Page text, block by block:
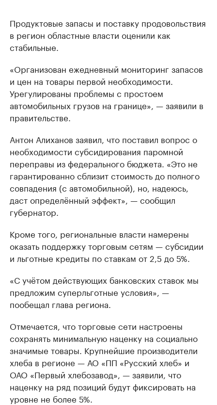
Продуктовые запасы и поставку продовольствия
в регион областные власти оценили как
стабильные.
«Организован ежедневный мониторинг запасов
и цен на товары первой необходимости.
Урегулированы проблемы с простоем
автомобильных грузов на границе», — заявили в
правительстве.
Антон Алиханов заявил, что поставил вопрос о
необходимости субсидирования паромной
переправы из федерального бюджета. «Это не
гарантированно сблизит стоимость до полного
совпадения (с автомобильной), но, надеюсь,
даст определённый эффект», — сообщил
губернатор.
Кроме того, региональные власти намерены
оказать поддержку торговым сетям — субсидии
и льготные кредиты по ставкам от 2,5 до 5%.
«С учётом действующих банковских ставок мы
предложим суперльготные условия», —
пообещал глава региона.
Отмечается, что торговые сети настроены
сохранять минимальную наценку на социально
значимые товары. Крупнейшие производители
хлеба в регионе — АО «ПП «Русский хлеб» и
ОАО «Первый хлебозавод», — заявили, что
наценку на ряд позиций будут фиксировать на
уровне не более 5%.